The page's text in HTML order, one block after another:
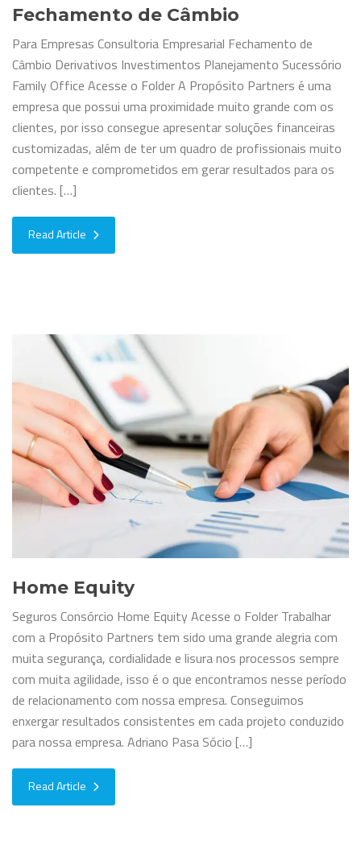
Fechamento de Câmbio
Para Empresas Consultoria Empresarial Fechamento de
Câmbio Derivativos Investimentos Planejamento Sucessório
Family Office Acesse o Folder A Propósito Partners é uma
empresa que possui uma proximidade muito grande com os
clientes, por isso consegue apresentar soluções financeiras
customizadas, além de ter um quadro de profissionais muito
competente e comprometidos em gerar resultados para os
clientes. […]
Read Article
Home Equity
Seguros Consórcio Home Equity Acesse o Folder Trabalhar
com a Propósito Partners tem sido uma grande alegria com
muita segurança, cordialidade e lisura nos processos sempre
com muita agilidade, isso é o que encontramos nesse período
de relacionamento com nossa empresa. Conseguimos
enxergar resultados consistentes em cada projeto conduzido
para nossa empresa. Adriano Pasa Sócio […]
Read Article